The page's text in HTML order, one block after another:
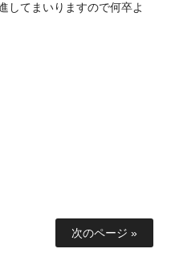
してまいりますので何卒よ
次のページ »